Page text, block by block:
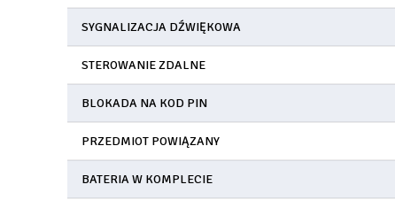
SYGNALIZACJA DŹWIĘKOWA
STEROWANIE ZDALNE
BLOKADA NA KOD PIN
PRZEDMIOT POWIĄZANY
BATERIA W KOMPLECIE